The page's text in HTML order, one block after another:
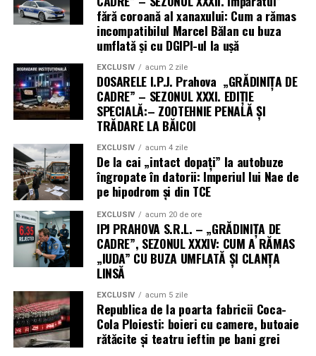
fără coroană al xanaxului: Cum a rămas
incompatibilul Marcel Bălan cu buza
umflată și cu DGIPI-ul la ușă
EXCLUSIV acum 2 zile
DOSARELE I.P.J. Prahova „GRĂDINIȚA DE
CADRE” – SEZONUL XXXI. EDIȚIE
SPECIALĂ:– ZOOTEHNIE PENALĂ ȘI
TRĂDARE LA BĂICOI
EXCLUSIV acum 4 zile
De la cai „intact dopați” la autobuze
îngropate în datorii: Imperiul lui Nae de
pe hipodrom și din TCE
EXCLUSIV acum 20 de ore
IPJ PRAHOVA S.R.L. – „GRĂDINIȚA DE
CADRE”, SEZONUL XXXIV: CUM A RĂMAS
„IUDA” CU BUZA UMFLATĂ ȘI CLANȚA
LINSĂ
EXCLUSIV acum 5 zile
Republica de la poarta fabricii Coca-
Cola Ploiesti: boieri cu camere, butoaie
rătăcite și teatru ieftin pe bani grei